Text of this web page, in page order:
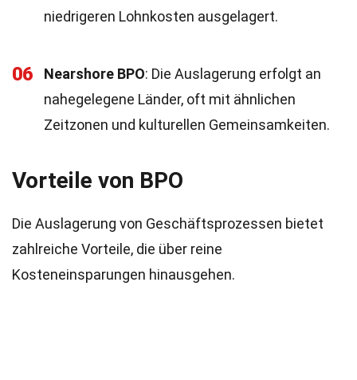
niedrigeren Lohnkosten ausgelagert.
06 Nearshore BPO: Die Auslagerung erfolgt an
nahegelegene Länder, oft mit ähnlichen
Zeitzonen und kulturellen Gemeinsamkeiten.
Vorteile von BPO
Die Auslagerung von Geschäftsprozessen bietet
zahlreiche Vorteile, die über reine
Kosteneinsparungen hinausgehen.